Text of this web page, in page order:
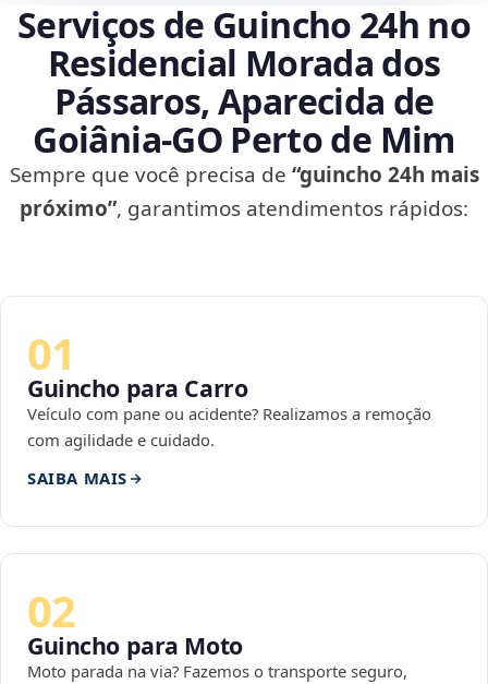
Serviços de Guincho 24h no
Residencial Morada dos
Pássaros, Aparecida de
Goiânia‑GO Perto de Mim
Sempre que você precisa de “guincho 24h mais
próximo”, garantimos atendimentos rápidos:
01
Guincho para Carro
Veículo com pane ou acidente? Realizamos a remoção
com agilidade e cuidado.
SAIBA MAIS
02
Guincho para Moto
Moto parada na via? Fazemos o transporte seguro,